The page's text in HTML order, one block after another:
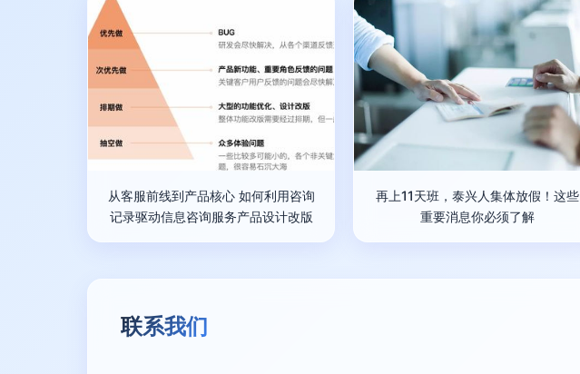
从客服前线到产品核心 如何利用咨询
记录驱动信息咨询服务产品设计改版
再上11天班，泰兴人集体放假！这些
重要消息你必须了解
联系我们